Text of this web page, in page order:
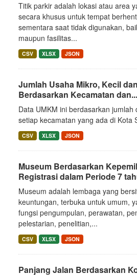
Titik parkir adalah lokasi atau area
secara khusus untuk tempat
sementara saat tidak digunakan,
maupun fasilitas...
CSV XLSX JSON
Jumlah Usaha Mikro, Kecil
Berdasarkan Kecamatan dan...
Data UMKM ini berdasarkan jumlah
setiap kecamatan yang ada di Kota
CSV XLSX JSON
Museum Berdasarkan
Registrasi dalam Periode 7
Museum adalah lembaga yang
keuntungan, terbuka untuk umum,
fungsi pengumpulan, perawatan,
pelestarian, penelitian,...
CSV XLSX JSON
Panjang Jalan Berdasarkan